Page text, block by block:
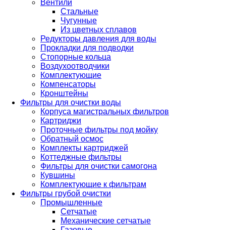
Вентили
Стальные
Чугунные
Из цветных сплавов
Редукторы давления для воды
Прокладки для подводки
Стопорные кольца
Воздухоотводчики
Комплектующие
Компенсаторы
Кронштейны
Фильтры для очистки воды
Корпуса магистральных фильтров
Картриджи
Проточные фильтры под мойку
Обратный осмос
Комплекты картриджей
Коттеджные фильтры
Фильтры для очистки самогона
Кувшины
Комплектующие к фильтрам
Фильтры грубой очистки
Промышленные
Сетчатые
Механические сетчатые